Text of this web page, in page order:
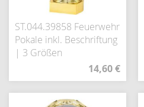
ST.044.39858 Feuerwehr
Pokale inkl. Beschriftung
| 3 Größen
14,60 €